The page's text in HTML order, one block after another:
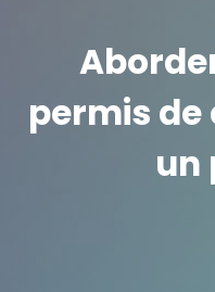
permis
un